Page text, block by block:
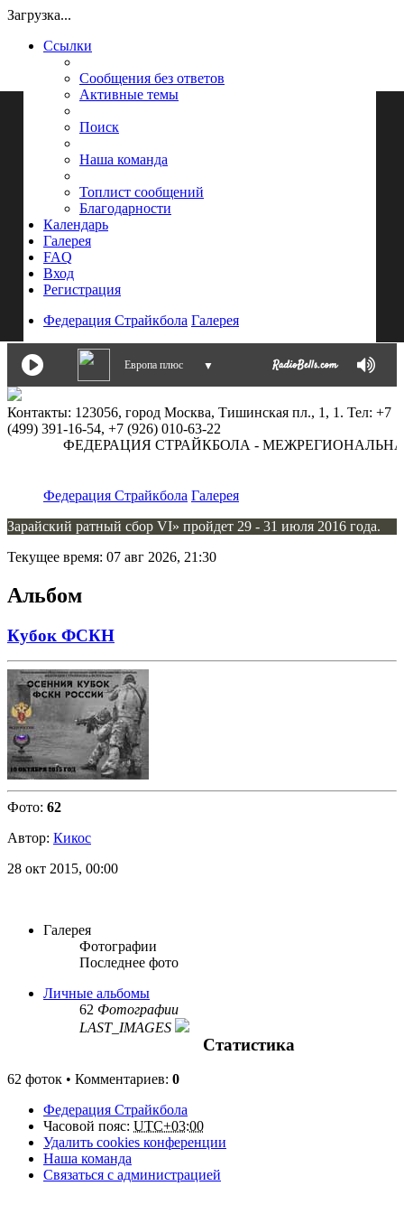
Загрузка...
Ссылки
Сообщения без ответов
Активные темы
Поиск
Наша команда
Топлист сообщений
Благодарности
Календарь
Галерея
FAQ
Вход
Регистрация
Федерация Страйкбола Галерея
Европа плюс ▼
Контакты: 123056, город Москва, Тишинская пл., 1, 1. Тел: +7
(499) 391-16-54, +7 (926) 010-63-22
ФЕДЕРАЦИЯ СТРАЙКБОЛА -
Федерация Страйкбола Галерея
Зарайский ратный сбор VI» пройдет 29 - 31 июля 2016 года.
Текущее время: 07 авг 2026, 21:30
Альбом
Кубок ФСКН
Фото: 62
Автор: Кикос
28 окт 2015, 00:00
Галерея
Фотографии
Последнее фото
Личные альбомы
62 Фотографии
LAST_IMAGES
Статистика
62 фоток • Комментариев: 0
Федерация Страйкбола
Часовой пояс: UTC+03:00
Удалить cookies конференции
Наша команда
Связаться с администрацией